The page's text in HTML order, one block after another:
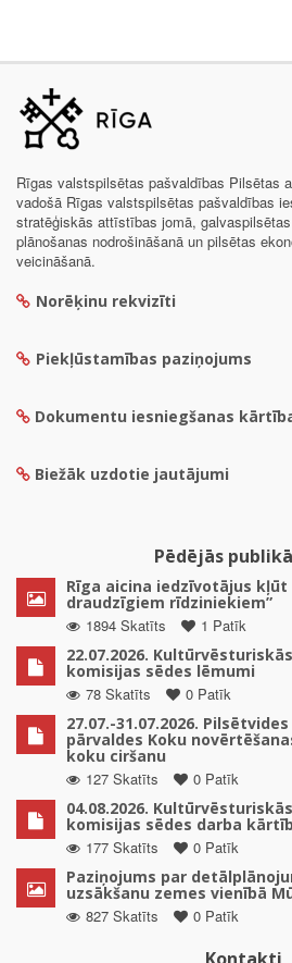
Rīgas valstspilsētas pašvaldības Pilsētas
vadošā Rīgas valstspilsētas pašvaldības
stratēģiskās attīstības jomā,
plānošanas nodrošināšanā un pilsētas
veicināšanā.
Norēķinu rekvizīti
Piekļūstamības paziņojums
Dokumentu iesniegšanas
Biežāk uzdotie jautājumi
Pēdējās
Rīga aicina iedzīvotājus kļūt
draudzīgiem rīdziniekiem”
1894 Skatīts
1 Patīk
22.07.2026.
komisijas sēdes lēmumi
78 Skatīts
0 Patīk
27.07.-31.07.2026.
pārvaldes Koku
koku ciršanu
127 Skatīts
0 Patīk
04.08.2026.
komisijas sēdes darba
177 Skatīts
0 Patīk
Paziņojums par
uzsākšanu zemes vienībā
827 Skatīts
0 Patīk